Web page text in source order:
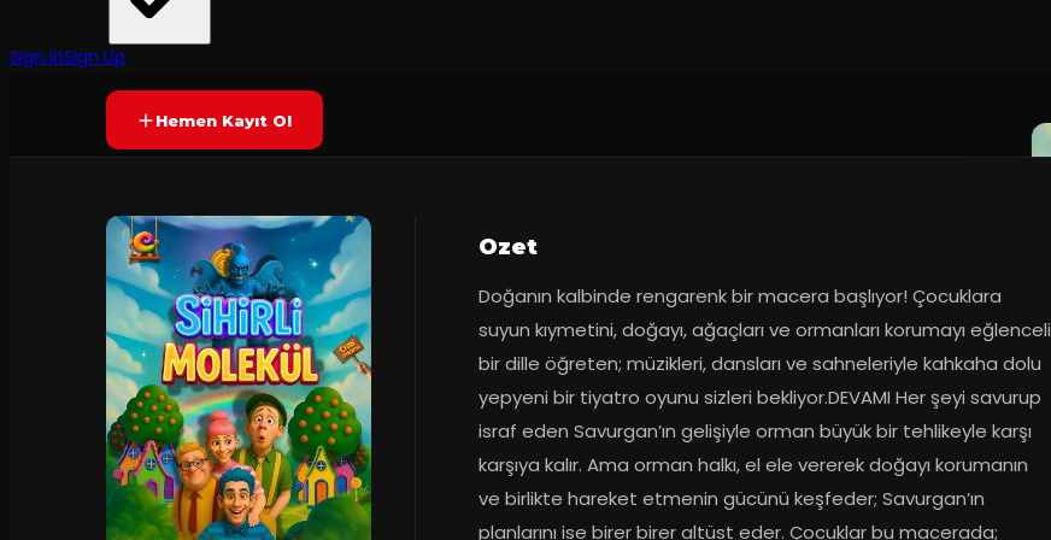
Sign InSign UpYAKINDA Yetersiz oy
Hemen Kayıt Ol
Ozet
Doğanın kalbinde rengarenk bir macera başlıyor! Çocuklara
suyun kıymetini, doğayı, ağaçları ve ormanları korumayı eğlenceli
bir dille öğreten; müzikleri, dansları ve sahneleriyle kahkaha dolu
yepyeni bir tiyatro oyunu sizleri bekliyor.DEVAMI Her şeyi savurup
israf eden Savurgan’ın gelişiyle orman büyük bir tehlikeyle karşı
karşıya kalır. Ama orman halkı, el ele vererek doğayı korumanın
ve birlikte hareket etmenin gücünü keşfeder; Savurgan’ın
planlarını ise birer birer altüst eder. Çocuklar bu macerada;